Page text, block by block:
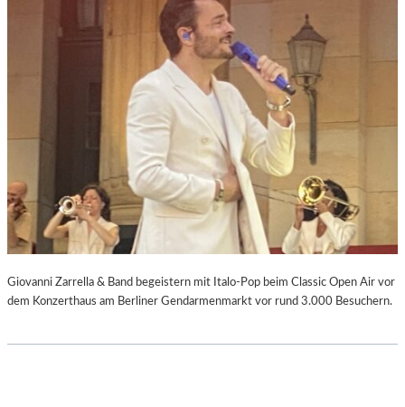
Giovanni Zarrella & Band begeistern mit Italo-Pop beim Classic Open Air vor
dem Konzerthaus am Berliner Gendarmenmarkt vor rund 3.000 Besuchern.